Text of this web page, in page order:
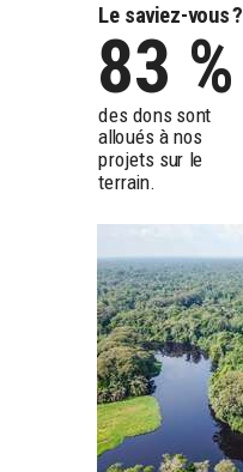
Le saviez-vous ?
83 %
des dons sont
alloués à nos
projets sur le
terrain.